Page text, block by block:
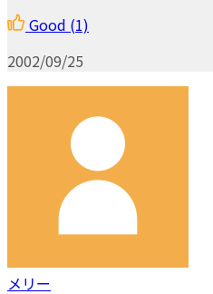
Good (1)
2002/09/25
メリー